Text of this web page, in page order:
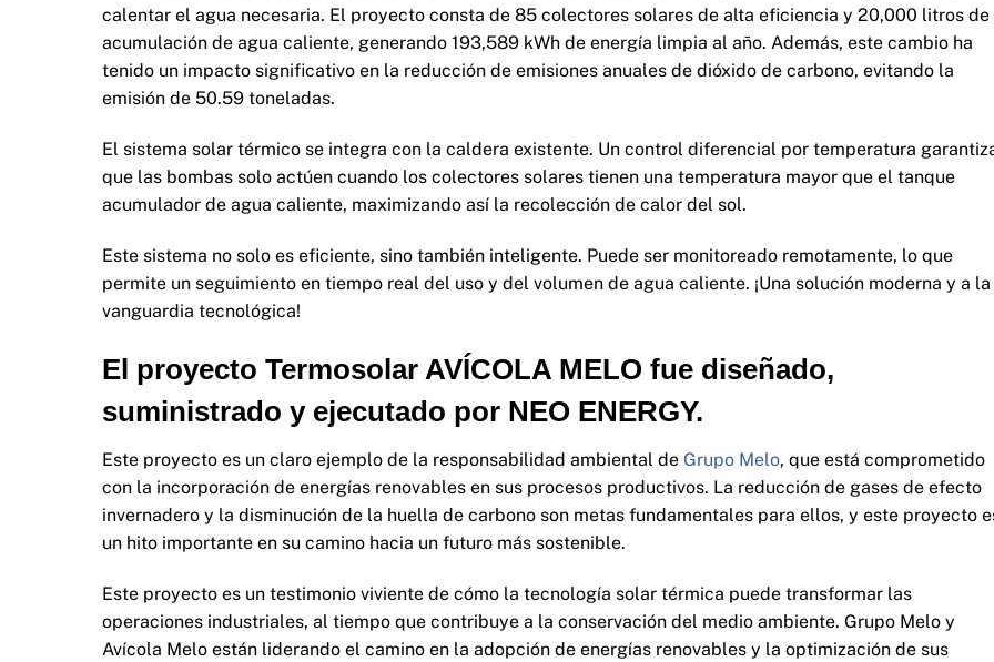
calentar el agua necesaria. El proyecto consta de 85 colectores solares de alta eficiencia y 20,000 litros de
acumulación de agua caliente, generando 193,589 kWh de energía limpia al año. Además, este cambio ha
tenido un impacto significativo en la reducción de emisiones anuales de dióxido de carbono, evitando la
emisión de 50.59 toneladas.
El sistema solar térmico se integra con la caldera existente. Un control diferencial por temperatura
que las bombas solo actúen cuando los colectores solares tienen una temperatura mayor que el tanque
acumulador de agua caliente, maximizando así la recolección de calor del sol.
Este sistema no solo es eficiente, sino también inteligente. Puede ser monitoreado remotamente, lo que
permite un seguimiento en tiempo real del uso y del volumen de agua caliente. ¡Una solución moderna y a la
vanguardia tecnológica!
El proyecto Termosolar AVÍCOLA MELO fue diseñado,
suministrado y ejecutado por NEO ENERGY.
Este proyecto es un claro ejemplo de la responsabilidad ambiental de Grupo Melo, que está comprometido
con la incorporación de energías renovables en sus procesos productivos. La reducción de gases de efecto
invernadero y la disminución de la huella de carbono son metas fundamentales para ellos, y este proyecto
un hito importante en su camino hacia un futuro más sostenible.
Este proyecto es un testimonio viviente de cómo la tecnología solar térmica puede transformar las
operaciones industriales, al tiempo que contribuye a la conservación del medio ambiente. Grupo Melo y
Avícola Melo están liderando el camino en la adopción de energías renovables y la optimización de sus